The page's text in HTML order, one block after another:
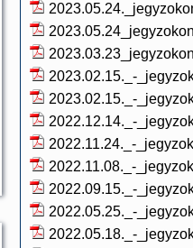
2023.02.15._-
2023.02.15._-
2022.12.14._-
2022.11.24._-
2022.11.08._-
2022.09.15._-
2022.05.25._-
2022.05.18._-